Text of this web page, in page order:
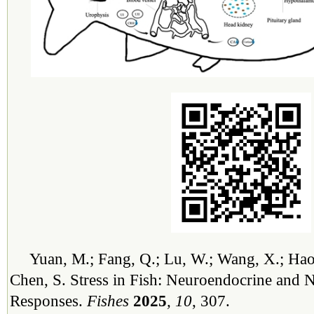
Yuan, M.; Fang, Q.; Lu, W.; Wang, X.;
Chen, S. Stress in Fish: Neuroendocrine and
Responses. Fishes 2025, 10, 307.